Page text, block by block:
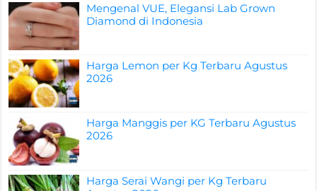
Mengenal VUE, Elegansi Lab Grown
Diamond di Indonesia
Harga Lemon per Kg Terbaru Agustus
2026
Harga Manggis per KG Terbaru Agustus
2026
Harga Serai Wangi per Kg Terbaru